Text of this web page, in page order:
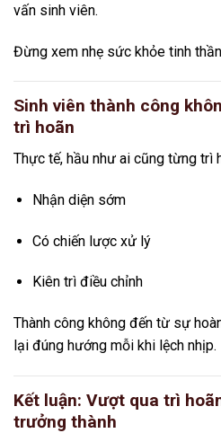
vấn sinh viên.
Đừng xem nhẹ sức khỏe tinh
Sinh viên thành công
trì hoãn
Thực tế, hầu như ai cũng từng trì
Nhận diện sớm
Có chiến lược xử lý
Kiên trì điều chỉnh
Thành công không đến từ sự
lại đúng hướng mỗi khi lệch nhịp.
Kết luận: Vượt qua trì
trưởng thành